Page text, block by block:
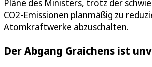
Pläne des Ministers, trotz der
CO2-Emissionen planmäßig zu
Atomkraftwerke abzuschalten.
Der Abgang Graichens ist